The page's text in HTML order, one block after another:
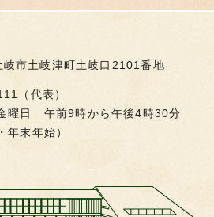
市土岐津町土岐口2101番地
（代表）
曜日 午前9時から午後4時30分
年末年始）